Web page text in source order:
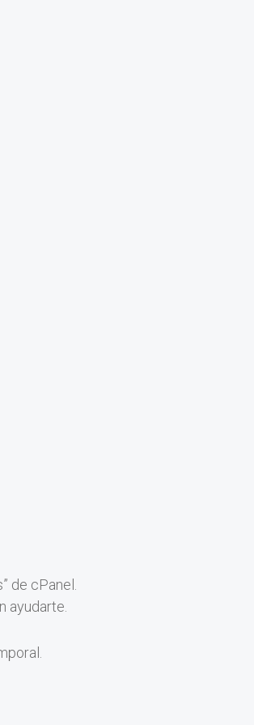
de cPanel.
ayudarte.